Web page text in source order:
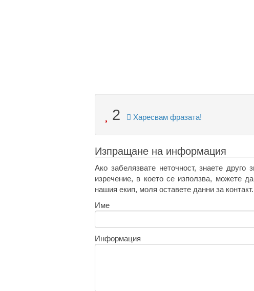
2 Харесвам фразата!
Изпращане на информация
Ако забелязвате неточност, знаете
изречение, в което се използва, можете
нашия екип, моля оставете данни за контакт.
Име
Информация